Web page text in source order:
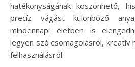
hatékonyságának köszönhető,
precíz vágást különböző
mindennapi életben is
legyen szó csomagolásról, kreatív
felhasználásról.